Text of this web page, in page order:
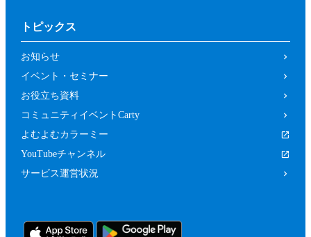
トピックス
お知らせ
イベント・セミナー
お役立ち資料
コミュニティイベントCarty
よむよむカラーミー
YouTubeチャンネル
サービス運営状況